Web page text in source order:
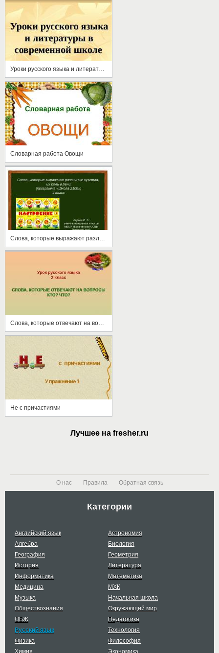
Словарная работа Овощи
Не с причастиями
Лучшее на fresher.ru
О нас Правила Обратная связь
Категории
Английский язык
Астрономия
Алгебра
Биология
География
Геометрия
История
Литература
Информатика
Математика
Медицина
МХК
Музыка
Начальная школа
Обществознания
Окружающий мир
ОБЖ
Педагогика
Русский язык
Технология
Физика
Философия
Химия
Экономика